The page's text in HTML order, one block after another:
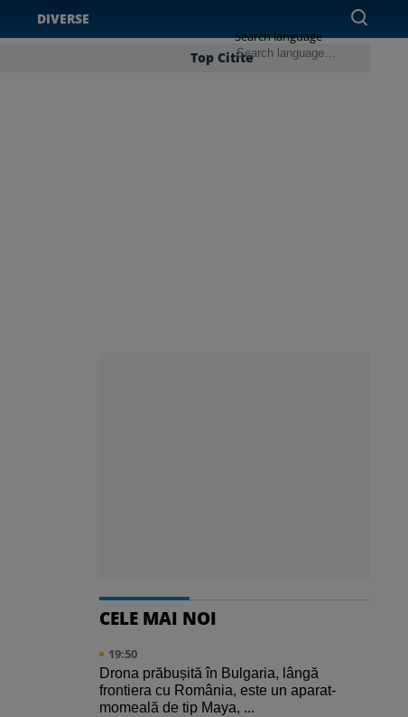
DIVERSE
Top Citite
Search language
CELE MAI NOI
19:50
Drona prăbușită în Bulgaria, lângă
frontiera cu România, este un aparat-
momeală de tip Maya, ...